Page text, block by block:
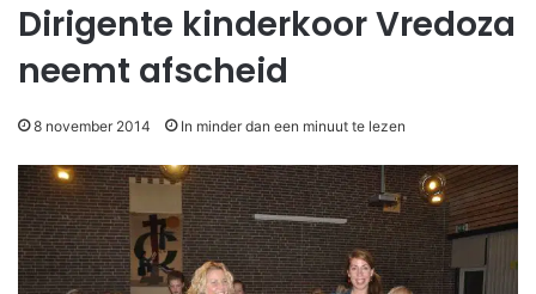
Dirigente kinderkoor Vredoza
neemt afscheid
8 november 2014 In minder dan een minuut te lezen